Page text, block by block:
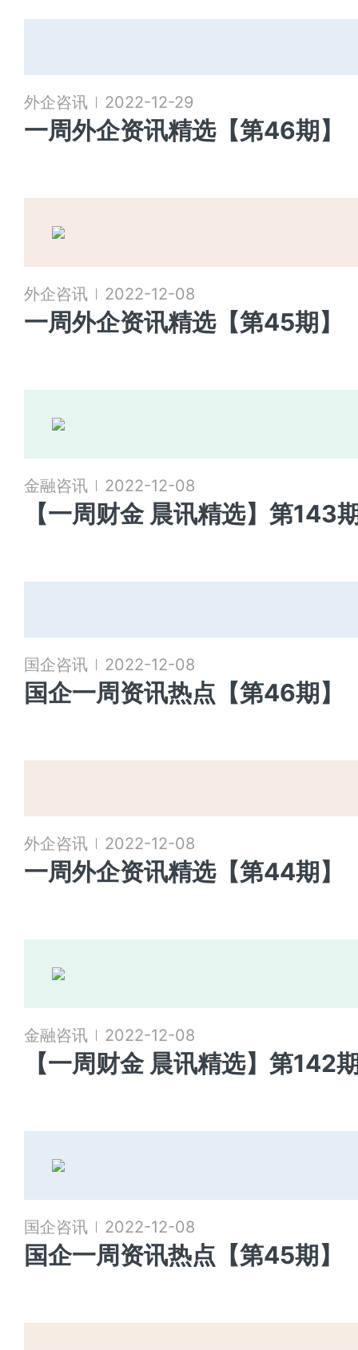
外企咨讯 2022-12-29
一周外企资讯精选【第46期】
外企咨讯 2022-12-08
一周外企资讯精选【第45期】
金融咨讯 2022-12-08
【一周财金 晨讯精选】第143
国企咨讯 2022-12-08
国企一周资讯热点【第46期】
外企咨讯 2022-12-08
一周外企资讯精选【第44期】
金融咨讯 2022-12-08
【一周财金 晨讯精选】第142
国企咨讯 2022-12-08
国企一周资讯热点【第45期】